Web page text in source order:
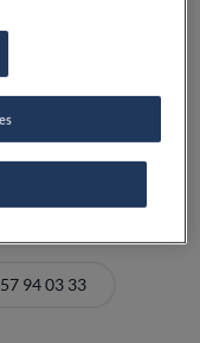
20:30-23:30
94 03 33